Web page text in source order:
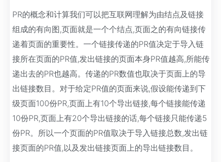
PR的概念和计算我们可以把互联网理解为由结点及链接
组成的有向图,页面就是一个个结点,页面之的有向链接传
递着页面的重要性。一个链接传递的PR值决定于导入链
接所在页面的PR值,发出链接的页面本身PR值越高,所能传
递出去的PR也越高。传递的PR数值也取决于页面上的导
出链接数目。对于给定PR值的页面来说,假设能传递到下
级页面100份PR,页面上有10个导出链接,每个链接能传递
10份PR,页面上有20个导出链接的话,每个链接只能传递5
份PR。所以一个页面的PR值取决于导入链接总数,发出链
接页面的PR值,以及发出链接页面上的导出链接数目。